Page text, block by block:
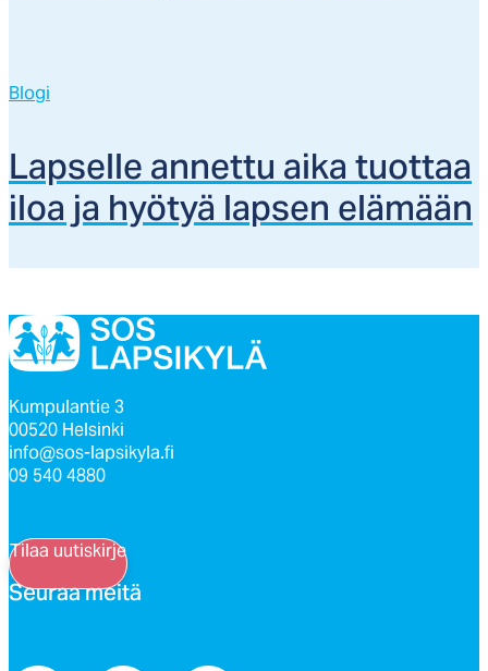
Blogi
Lap­sel­le an­net­tu ai­ka tuot­taa
iloa ja hyö­tyä lap­sen elä­mään
Kumpulantie 3
00520 Helsinki
info@sos-lapsikyla.fi
09 540 4880
Tilaa uutiskirje
Seu­raa mei­tä